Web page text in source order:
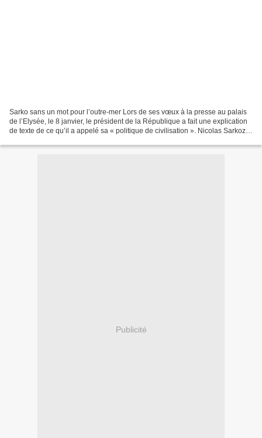
Sarko sans un mot pour l’outre-mer Lors de ses vœux à la presse au palais
de l’Elysée, le 8 janvier, le président de la République a fait une explication
de texte de ce qu’il a appelé sa « politique de civilisation ». Nicolas Sarkozy
Publicité